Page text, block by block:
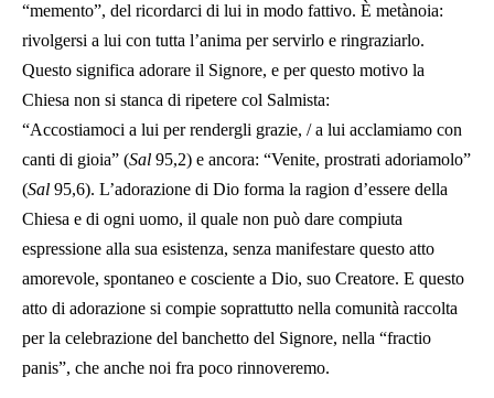
“memento”, del ricordarci di lui in modo fattivo. È metànoia:
rivolgersi a lui con tutta l’anima per servirlo e ringraziarlo.
Questo significa adorare il Signore, e per questo motivo la
Chiesa non si stanca di ripetere col Salmista:
“Accostiamoci a lui per rendergli grazie, / a lui acclamiamo con
canti di gioia” (Sal 95,2) e ancora: “Venite, prostrati adoriamolo”
(Sal 95,6). L’adorazione di Dio forma la ragion d’essere della
Chiesa e di ogni uomo, il quale non può dare compiuta
espressione alla sua esistenza, senza manifestare questo atto
amorevole, spontaneo e cosciente a Dio, suo Creatore. E questo
atto di adorazione si compie soprattutto nella comunità raccolta
per la celebrazione del banchetto del Signore, nella “fractio
panis”, che anche noi fra poco rinnoveremo.